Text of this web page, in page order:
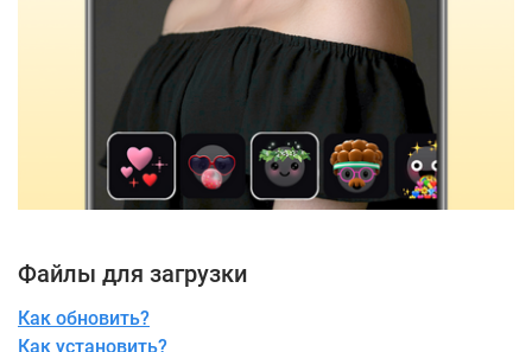
Файлы для загрузки
Как обновить?
Как установить?